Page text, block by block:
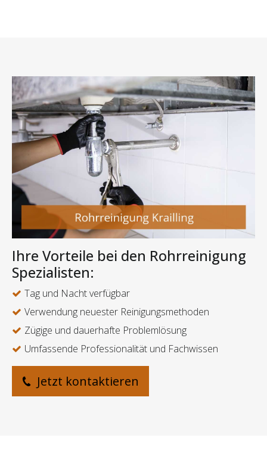
Ihre Vorteile bei den Rohrreinigung
Spezialisten:
Tag und Nacht verfügbar
Verwendung neuester Reinigungsmethoden
Zügige und dauerhafte Problemlösung
Umfassende Professionalität und Fachwissen
Jetzt kontaktieren